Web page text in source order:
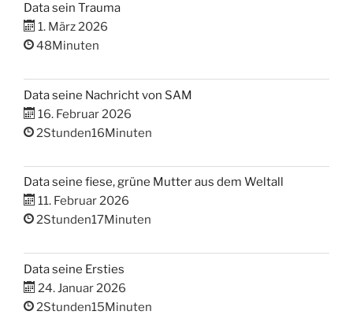
Data sein Trauma
1. März 2026
48Minuten
Data seine Nachricht von SAM
16. Februar 2026
2Stunden16Minuten
Data seine fiese, grüne Mutter aus dem Weltall
11. Februar 2026
2Stunden17Minuten
Data seine Ersties
24. Januar 2026
2Stunden15Minuten